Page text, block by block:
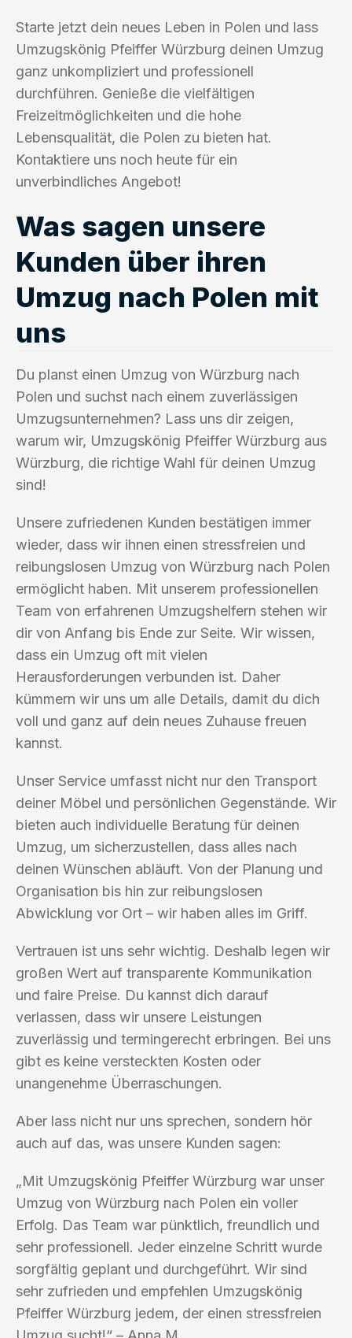
Starte jetzt dein neues Leben in Polen und lass
Umzugskönig Pfeiffer Würzburg deinen Umzug
ganz unkompliziert und professionell
durchführen. Genieße die vielfältigen
Freizeitmöglichkeiten und die hohe
Lebensqualität, die Polen zu bieten hat.
Kontaktiere uns noch heute für ein
unverbindliches Angebot!
Was sagen unsere
Kunden über ihren
Umzug nach Polen mit
uns
Du planst einen Umzug von Würzburg nach
Polen und suchst nach einem zuverlässigen
Umzugsunternehmen? Lass uns dir zeigen,
warum wir, Umzugskönig Pfeiffer Würzburg aus
Würzburg, die richtige Wahl für deinen Umzug
sind!
Unsere zufriedenen Kunden bestätigen immer
wieder, dass wir ihnen einen stressfreien und
reibungslosen Umzug von Würzburg nach Polen
ermöglicht haben. Mit unserem professionellen
Team von erfahrenen Umzugshelfern stehen wir
dir von Anfang bis Ende zur Seite. Wir wissen,
dass ein Umzug oft mit vielen
Herausforderungen verbunden ist. Daher
kümmern wir uns um alle Details, damit du dich
voll und ganz auf dein neues Zuhause freuen
kannst.
Unser Service umfasst nicht nur den Transport
deiner Möbel und persönlichen Gegenstände. Wir
bieten auch individuelle Beratung für deinen
Umzug, um sicherzustellen, dass alles nach
deinen Wünschen abläuft. Von der Planung und
Organisation bis hin zur reibungslosen
Abwicklung vor Ort – wir haben alles im Griff.
Vertrauen ist uns sehr wichtig. Deshalb legen wir
großen Wert auf transparente Kommunikation
und faire Preise. Du kannst dich darauf
verlassen, dass wir unsere Leistungen
zuverlässig und termingerecht erbringen. Bei uns
gibt es keine versteckten Kosten oder
unangenehme Überraschungen.
Aber lass nicht nur uns sprechen, sondern hör
auch auf das, was unsere Kunden sagen:
„Mit Umzugskönig Pfeiffer Würzburg war unser
Umzug von Würzburg nach Polen ein voller
Erfolg. Das Team war pünktlich, freundlich und
sehr professionell. Jeder einzelne Schritt wurde
sorgfältig geplant und durchgeführt. Wir sind
sehr zufrieden und empfehlen Umzugskönig
Pfeiffer Würzburg jedem, der einen stressfreien